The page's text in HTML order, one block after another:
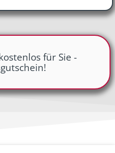
für Sie -